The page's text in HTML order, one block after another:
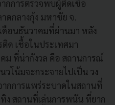
กการตรวจพบผู้ติดเชื้อ
ดกลางกุ้ง มหาชัย จ.
ดือนธันวาคมที่ผ่านมา หลัง
ด เชื้อในประเทศมา
ม ที่น่ากังวล คือ สถานการณ์
โน้มจะกระจายไปเป็น วง
กการแพร่ระบาดในสถานที่
ง สถานที่เล่นการพนัน ที่ยาก